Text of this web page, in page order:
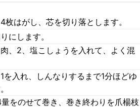
枚はがし、芯を切り落とします。
にします。
、2、塩こしょうを入れて、よく混
を入れ、しんなりするまで1分ほどゆ
をのせて巻き、巻き終わりを爪楊枝